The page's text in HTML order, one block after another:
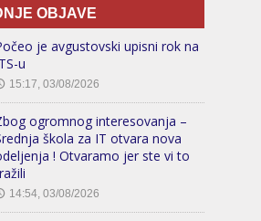
OBJAVE
je avgustovski upisni rok na
u
15:17, 03/08/2026
ogromnog interesovanja –
škola za IT otvara nova
! Otvaramo jer ste vi to
14:54, 03/08/2026